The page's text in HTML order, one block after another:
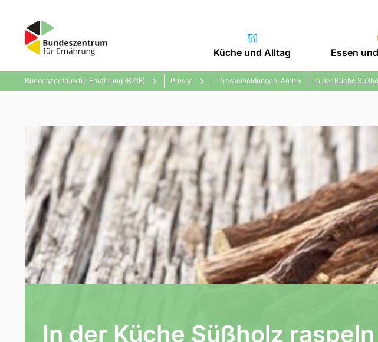
Küche und Alltag Essen
Bundeszentrum für Ernährung (BZfE) Presse Pressemeldungen-Archiv In der Küche
In der Küche Süßholz raspeln